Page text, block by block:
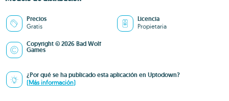
Precios
Gratis
Licencia
Propietaria
Copyright © 2026 Bad Wolf
Games
¿Por qué se ha publicado esta aplicación en Uptodown?
(Más información)